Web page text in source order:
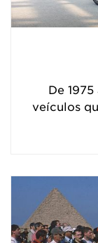
De
veículos